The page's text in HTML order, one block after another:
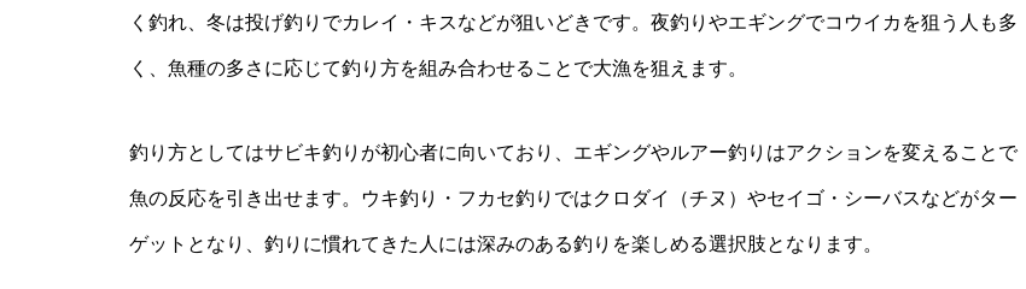
く釣れ、冬は投げ釣りでカレイ・キスなどが狙いどきです。夜釣りやエギングでコウイカを狙う人も多
く、魚種の多さに応じて釣り方を組み合わせることで大漁を狙えます。
釣り方としてはサビキ釣りが初心者に向いており、エギングやルアー釣りはアクションを変えることで
魚の反応を引き出せます。ウキ釣り・フカセ釣りではクロダイ（チヌ）やセイゴ・シーバスなどがター
ゲットとなり、釣りに慣れてきた人には深みのある釣りを楽しめる選択肢となります。